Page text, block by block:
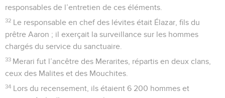
responsables de l’entretien de ces éléments.
32 Le responsable en chef des lévites était Élazar, fils du
prêtre Aaron ; il exerçait la surveillance sur les hommes
chargés du service du sanctuaire.
33 Merari fut l’ancêtre des Merarites, répartis en deux clans,
ceux des Malites et des Mouchites.
34 Lors du recensement, ils étaient 6 200 hommes et